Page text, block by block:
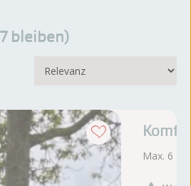
bleiben)
Max. 6